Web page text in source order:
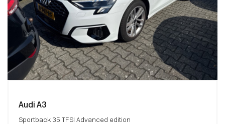
Audi A3
Sportback 35 TFSI Advanced edition